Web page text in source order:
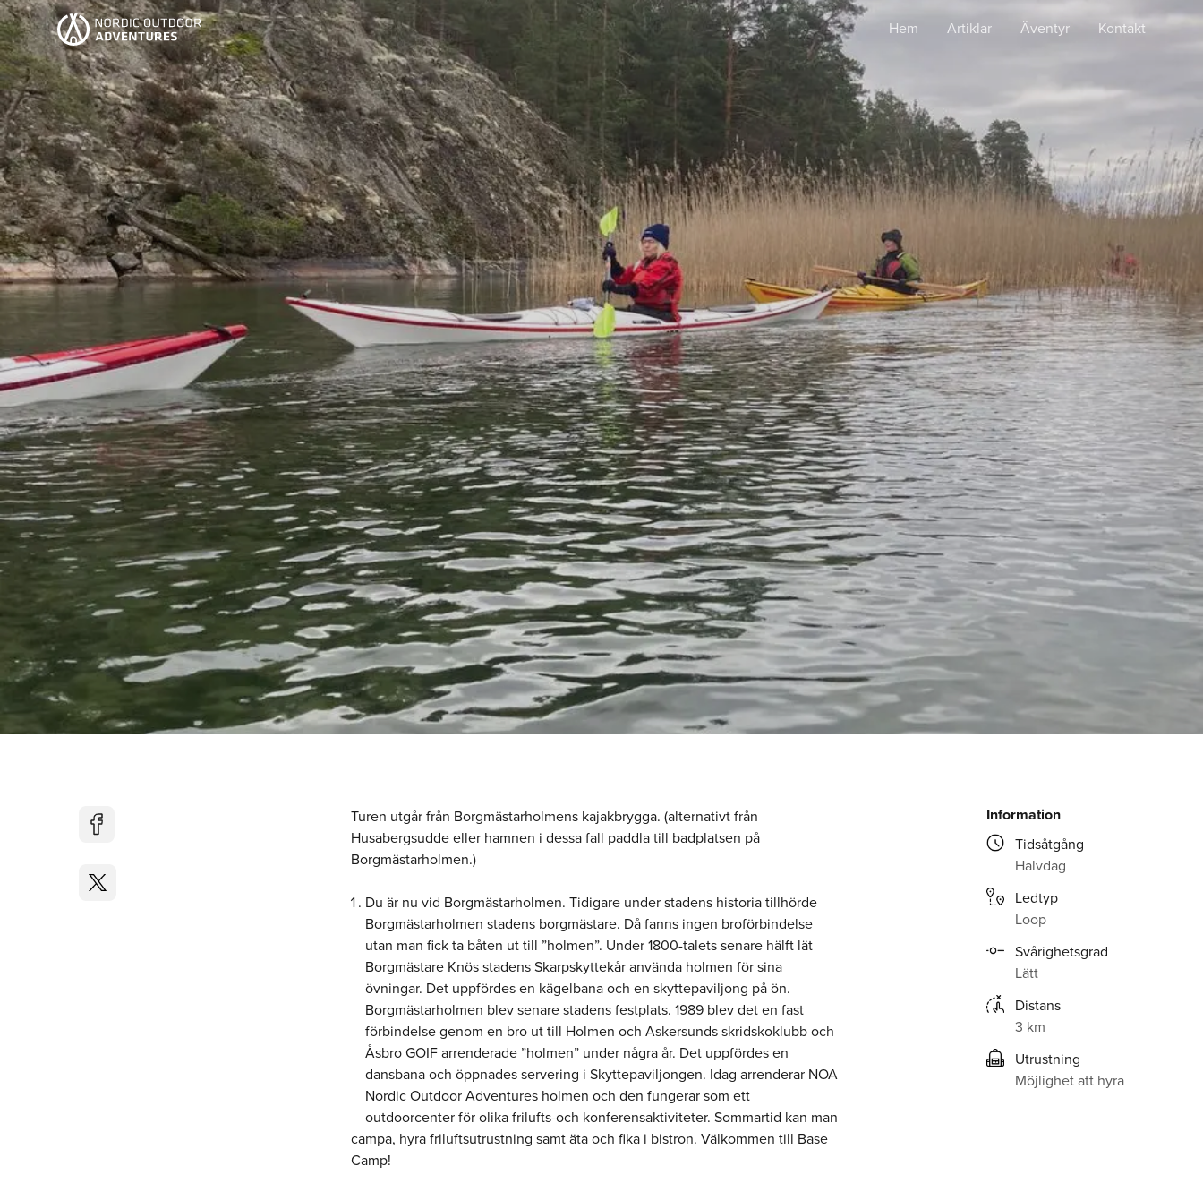
Hem Artiklar Äventyr Kontakt
Information
Tidsåtgång
Halvdag
Ledtyp
Loop
Svårighetsgrad
Lätt
Distans
3 km
Utrustning
Möjlighet att hyra
Turen utgår från Borgmästarholmens kajakbrygga. (alternativt från
Husabergsudde eller hamnen i dessa fall paddla till badplatsen på
Borgmästarholmen.)
Du är nu vid Borgmästarholmen. Tidigare under stadens historia tillhörde
Borgmästarholmen stadens borgmästare. Då fanns ingen broförbindelse
utan man fick ta båten ut till ”holmen”. Under 1800-talets senare hälft lät
Borgmästare Knös stadens Skarpskyttekår använda holmen för sina
övningar. Det uppfördes en kägelbana och en skyttepaviljong på ön.
Borgmästarholmen blev senare stadens festplats. 1989 blev det en fast
förbindelse genom en bro ut till Holmen och Askersunds skridskoklubb och
Åsbro GOIF arrenderade ”holmen” under några år. Det uppfördes en
dansbana och öppnades servering i Skyttepaviljongen. Idag arrenderar NOA
Nordic Outdoor Adventures holmen och den fungerar som ett
outdoorcenter för olika frilufts-och konferensaktiviteter. Sommartid kan man
campa, hyra friluftsutrustning samt äta och fika i bistron. Välkommen till Base
Camp!